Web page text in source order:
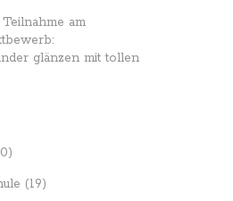
am
glänzen mit tollen
(19)